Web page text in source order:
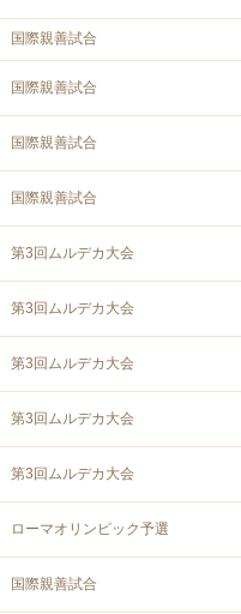
国際親善試合
国際親善試合
国際親善試合
国際親善試合
第3回ムルデカ大会
第3回ムルデカ大会
第3回ムルデカ大会
第3回ムルデカ大会
第3回ムルデカ大会
ローマオリンピック予選
国際親善試合